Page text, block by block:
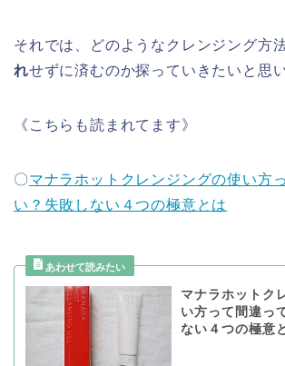
それでは、どのようなクレンジング方
れせずに済むのか探っていきたいと思い
《こちらも読まれてます》
〇マナラホットクレンジングの使い方
い？失敗しない４つの極意とは
マナラホットク
い方って間違っ
ない４つの極意